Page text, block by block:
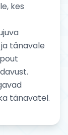
kes
tänavale
tänavatel.